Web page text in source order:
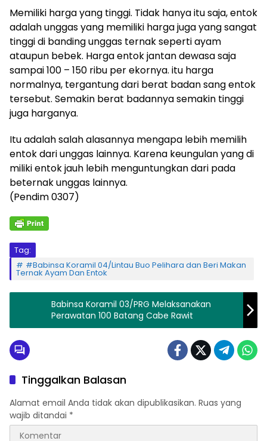
Memiliki harga yang tinggi. Tidak hanya itu saja, entok
adalah unggas yang memiliki harga juga yang sangat
tinggi di banding unggas ternak seperti ayam
ataupun bebek. Harga entok jantan dewasa saja
sampai 100 – 150 ribu per ekornya. itu harga
normalnya, tergantung dari berat badan sang entok
tersebut. Semakin berat badannya semakin tinggi
juga harganya.
Itu adalah salah alasannya mengapa lebih memilih
entok dari unggas lainnya. Karena keungulan yang di
miliki entok jauh lebih menguntungkan dari pada
beternak unggas lainnya.
(Pendim 0307)
Tag:
#Babinsa Koramil 04/Lintau Buo Pelihara dan Beri Makan
Ternak Ayam Dan Entok
Babinsa Koramil 03/PRG Melaksanakan
Perawatan 100 Batang Cabe Rawit
Tinggalkan Balasan
Alamat email Anda tidak akan dipublikasikan. Ruas yang
wajib ditandai *